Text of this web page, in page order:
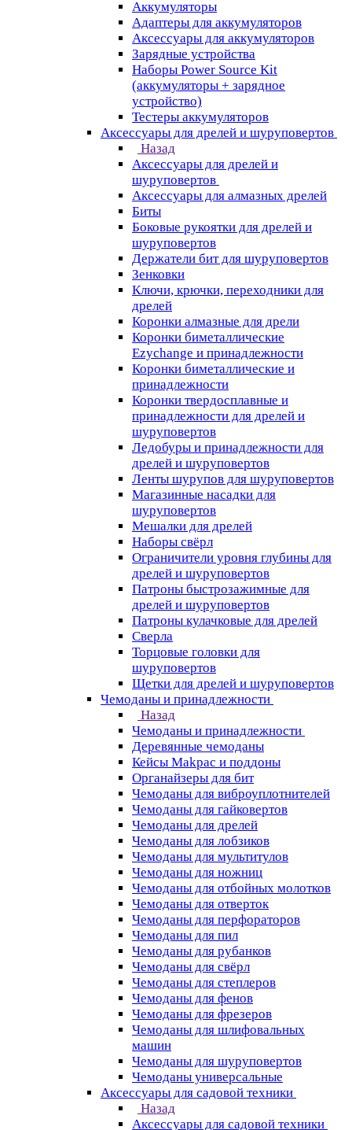
Aккумуляторы
Адаптеры для аккумуляторов
Аксессуары для аккумуляторов
Зарядные устройства
Наборы Power Source Kit
(аккумуляторы + зарядное
устройство)
Тестеры аккумуляторов
Аксессуары для дрелей и шуруповертов
Назад
Аксессуары для дрелей и
шуруповертов
Аксессуары для алмазных дрелей
Биты
Боковые рукоятки для дрелей и
шуруповертов
Держатели бит для шуруповертов
Зенковки
Ключи, крючки, переходники для
дрелей
Коронки алмазные для дрели
Коронки биметаллические
Ezychange и принадлежности
Коронки биметаллические и
принадлежности
Коронки твердосплавные и
принадлежности для дрелей и
шуруповертов
Ледобуры и принадлежности для
дрелей и шуруповертов
Ленты шурупов для шуруповертов
Магазинные насадки для
шуруповертов
Мешалки для дрелей
Наборы свёрл
Ограничители уровня глубины для
дрелей и шуруповертов
Патроны быстрозажимные для
дрелей и шуруповертов
Патроны кулачковые для дрелей
Сверла
Торцовые головки для
шуруповертов
Щетки для дрелей и шуруповертов
Чемоданы и принадлежности
Назад
Чемоданы и принадлежности
Деревянные чемоданы
Кейсы Makpac и поддоны
Органайзеры для бит
Чемоданы для виброуплотнителей
Чемоданы для гайковертов
Чемоданы для дрелей
Чемоданы для лобзиков
Чемоданы для мультитулов
Чемоданы для ножниц
Чемоданы для отбойных молотков
Чемоданы для отверток
Чемоданы для перфораторов
Чемоданы для пил
Чемоданы для рубанков
Чемоданы для свёрл
Чемоданы для степлеров
Чемоданы для фенов
Чемоданы для фрезеров
Чемоданы для шлифовальных
машин
Чемоданы для шуруповертов
Чемоданы универсальные
Аксессуары для садовой техники
Назад
Аксессуары для садовой техники